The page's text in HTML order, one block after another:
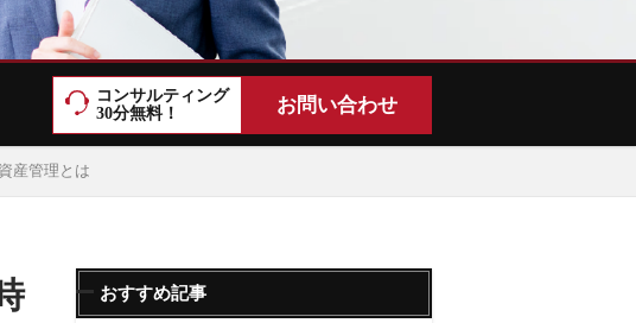
コンサルティング
30分無料！
お問い合わせ
産管理とは
おすすめ記事